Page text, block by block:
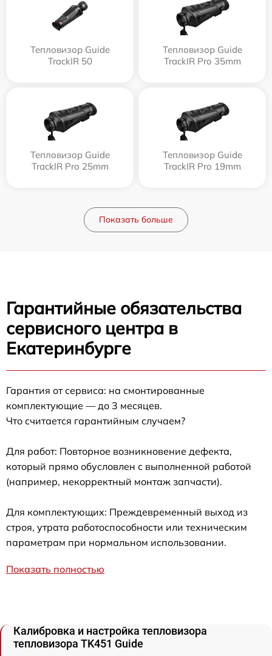
Тепловизор Guide
TrackIR 50
Тепловизор Guide
TrackIR Pro 35mm
Тепловизор Guide
TrackIR Pro 25mm
Тепловизор Guide
TrackIR Pro 19mm
Показать больше
Гарантийные обязательства
сервисного центра в
Екатеринбурге
Гарантия от сервиса: на смонтированные
комплектующие — до 3 месяцев.
Что считается гарантийным случаем?
Для работ: Повторное возникновение дефекта,
который прямо обусловлен с выполненной работой
(например, некорректный монтаж запчасти).
Для комплектующих: Преждевременный выход из
строя, утрата работоспособности или техническим
параметрам при нормальном использовании.
Показать полностью
Калибровка и настройка тепловизора
тепловизора TK451 Guide